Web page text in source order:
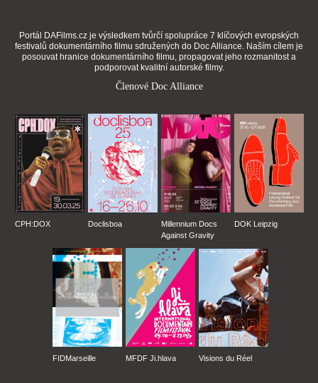
Portál DAFilms.cz je výsledkem tvůrčí spolupráce 7 klíčových evropských
festivalů dokumentárního filmu sdružených do Doc Alliance. Naším cílem je
posouvat hranice dokumentárního filmu, propagovat jeho rozmanitost a
podporovat kvalitní autorské filmy.
Členové Doc Alliance
CPH:DOX Doclisboa
Millennium Docs
Against Gravity
DOK Leipzig
FIDMarseille MFDF Ji.hlava Visions du Réel